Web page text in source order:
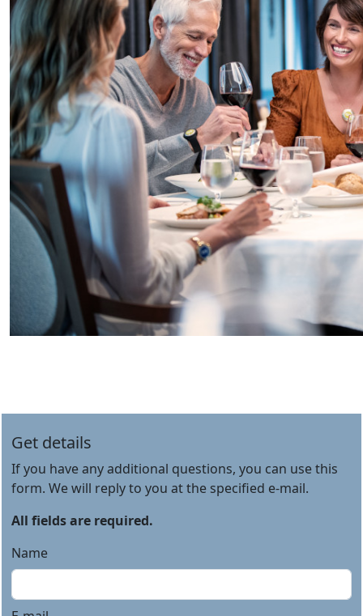
Name
Get details
If you have any additional questions, you can use this
form. We will reply to you at the specified e-mail.
All fields are required.